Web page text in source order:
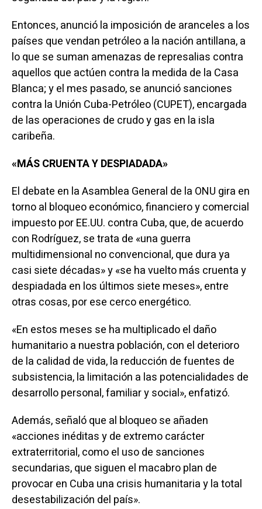
Entonces, anunció la imposición de aranceles a los
países que vendan petróleo a la nación antillana, a
lo que se suman amenazas de represalias contra
aquellos que actúen contra la medida de la Casa
Blanca; y el mes pasado, se anunció sanciones
contra la Unión Cuba-Petróleo (CUPET), encargada
de las operaciones de crudo y gas en la isla
caribeña.
«MÁS CRUENTA Y DESPIADADA»
El debate en la Asamblea General de la ONU gira en
torno al bloqueo económico, financiero y comercial
impuesto por EE.UU. contra Cuba, que, de acuerdo
con Rodríguez, se trata de «una guerra
multidimensional no convencional, que dura ya
casi siete décadas» y «se ha vuelto más cruenta y
despiadada en los últimos siete meses», entre
otras cosas, por ese cerco energético.
«En estos meses se ha multiplicado el daño
humanitario a nuestra población, con el deterioro
de la calidad de vida, la reducción de fuentes de
subsistencia, la limitación a las potencialidades de
desarrollo personal, familiar y social», enfatizó.
Además, señaló que al bloqueo se añaden
«acciones inéditas y de extremo carácter
extraterritorial, como el uso de sanciones
secundarias, que siguen el macabro plan de
provocar en Cuba una crisis humanitaria y la total
desestabilización del país».